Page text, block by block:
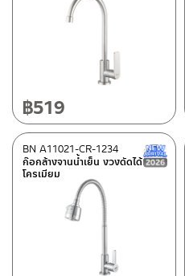
BEN
(12)
ก๊อกซิ้งค์น้ำเย็นออกกำแพง
ก๊อกซิ้งค์น้ำเย็นเคาน์เตอร์(55)
Material
สแตนเลส เกรด 304
฿519
ก๊อกล้างจานน้ำเย็น งวงดัดได้
โครเมียม
BN A11021-CR-1234